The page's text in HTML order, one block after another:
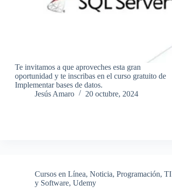
Te invitamos a que aproveches esta gran
oportunidad y te inscribas en el curso gratuito de
Implementar bases de datos.
Jesús Amaro
20 octubre, 2024
Cursos en Línea, Noticia, Programación, TI
y Software, Udemy